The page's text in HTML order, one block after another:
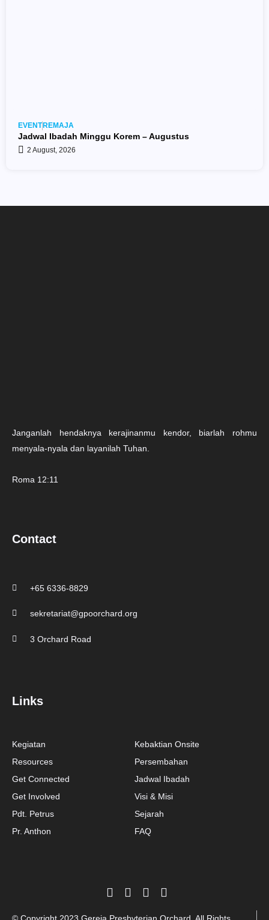
EVENT REMAJA
Jadwal Ibadah Minggu Korem – Augustus
2 August, 2026
Janganlah hendaknya kerajinanmu kendor, biarlah rohmu
menyala-nyala dan layanilah Tuhan.
Roma 12:11
Contact
+65 6336-8829
sekretariat@gpoorchard.org
3 Orchard Road
Links
Kegiatan
Resources
Get Connected
Get Involved
Pdt. Petrus
Pr. Anthon
Kebaktian Onsite
Persembahan
Jadwal Ibadah
Visi & Misi
Sejarah
FAQ